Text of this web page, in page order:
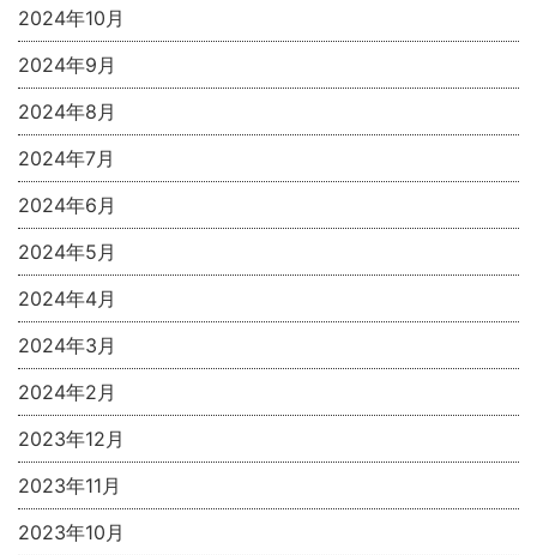
2024年10月
2024年9月
2024年8月
2024年7月
2024年6月
2024年5月
2024年4月
2024年3月
2024年2月
2023年12月
2023年11月
2023年10月